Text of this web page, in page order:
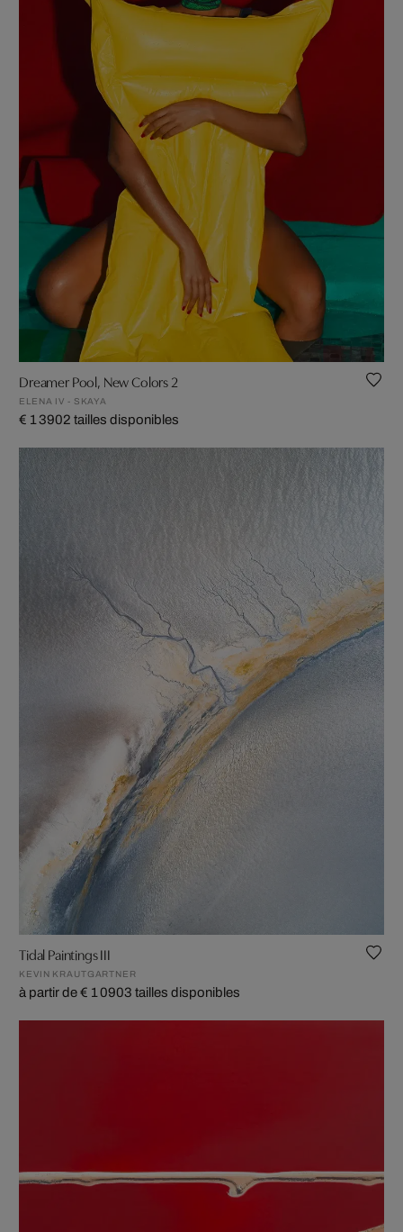
Dreamer Pool, New Colors 2
ELENA IV - SKAYA
€ 1 3902 tailles disponibles
Tidal Paintings III
KEVIN KRAUTGARTNER
à partir de € 1 0903 tailles disponibles